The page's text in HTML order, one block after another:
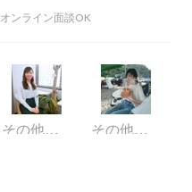
オンライン面談OK
その他エンジニア その他エンジニア